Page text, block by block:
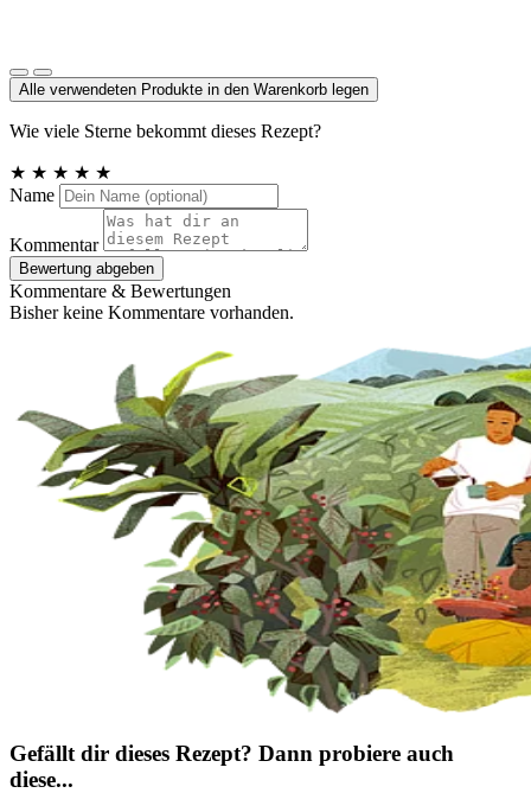
Alle verwendeten Produkte in den Warenkorb legen
Wie viele Sterne bekommt dieses Rezept?
★ ★ ★ ★ ★
Name
Kommentar
Bewertung abgeben
Kommentare & Bewertungen
Bisher keine Kommentare vorhanden.
Gefällt dir dieses Rezept? Dann probiere auch
diese...